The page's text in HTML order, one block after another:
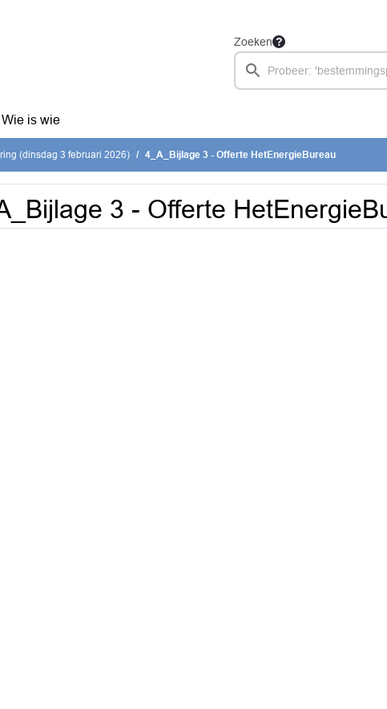
Zoeken
Wie is wie
(dinsdag 3 februari 2026) 4_A_Bijlage 3 - Offerte HetEnergieBureau
3 - Offerte